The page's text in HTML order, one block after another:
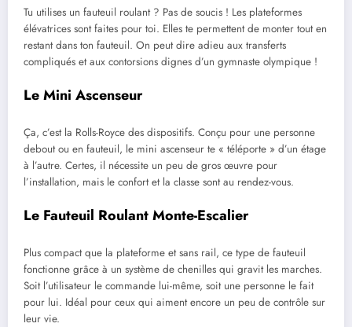
Tu utilises un fauteuil roulant ? Pas de soucis ! Les plateformes
élévatrices sont faites pour toi. Elles te permettent de monter tout en
restant dans ton fauteuil. On peut dire adieu aux transferts
compliqués et aux contorsions dignes d’un gymnaste olympique !
Le Mini Ascenseur
Ça, c’est la Rolls-Royce des dispositifs. Conçu pour une personne
debout ou en fauteuil, le mini ascenseur te « téléporte » d’un étage
à l’autre. Certes, il nécessite un peu de gros œuvre pour
l’installation, mais le confort et la classe sont au rendez-vous.
Le Fauteuil Roulant Monte-Escalier
Plus compact que la plateforme et sans rail, ce type de fauteuil
fonctionne grâce à un système de chenilles qui gravit les marches.
Soit l’utilisateur le commande lui-même, soit une personne le fait
pour lui. Idéal pour ceux qui aiment encore un peu de contrôle sur
leur vie.